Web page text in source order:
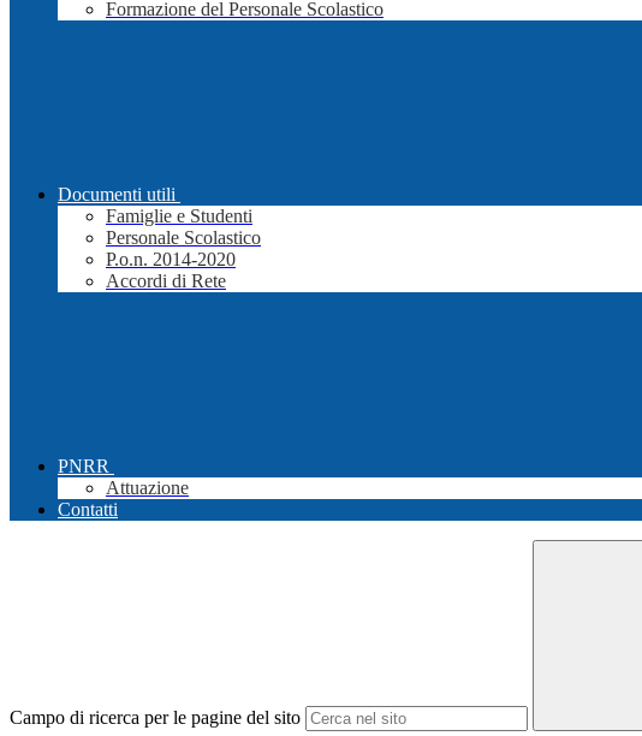
Formazione del Personale Scolastico
Documenti utili
Famiglie e Studenti
Personale Scolastico
P.o.n. 2014-2020
Accordi di Rete
PNRR
Attuazione
Contatti
Campo di ricerca per le pagine del sito